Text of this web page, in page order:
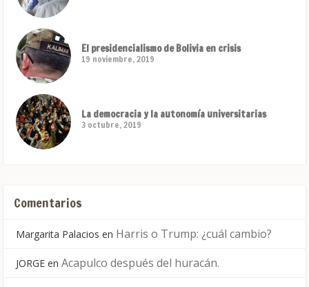
El presidencialismo de Bolivia en crisis
19 noviembre, 2019
La democracia y la autonomía universitarias
3 octubre, 2019
Comentarios
Margarita Palacios en Harris o Trump: ¿cuál cambio?
JORGE en Acapulco después del huracán.